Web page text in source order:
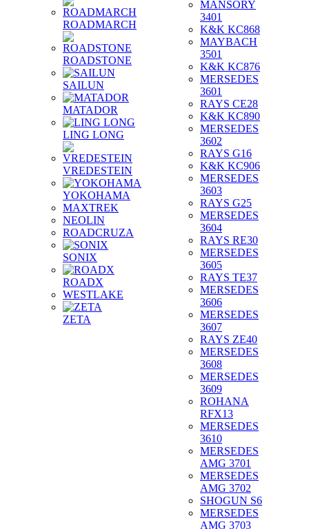
ROADMARCH
ROADSTONE
SAILUN
MATADOR
LING LONG
VREDESTEIN
YOKOHAMA
MAXTREK
NEOLIN
ROADCRUZA
SONIX
ROADX
WESTLAKE
ZETA
MANSORY
3401
K&K KC868
MAYBACH
3501
K&K KC876
MERSEDES
3601
RAYS CE28
K&K KC890
MERSEDES
3602
RAYS G16
K&K KC906
MERSEDES
3603
RAYS G25
MERSEDES
3604
RAYS RE30
MERSEDES
3605
RAYS TE37
MERSEDES
3606
MERSEDES
3607
RAYS ZE40
MERSEDES
3608
MERSEDES
3609
ROHANA
RFX13
MERSEDES
3610
MERSEDES
AMG 3701
MERSEDES
AMG 3702
SHOGUN S6
MERSEDES
AMG 3703